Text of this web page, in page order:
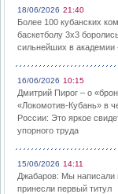
18/06/2026 21:40
Более 100 кубанских
баскетболу 3х3
сильнейших в академии
16/06/2026 10:15
Дмитрий Пирог – о
«Локомотив-Кубань» в
России: Это яркое
упорного труда
15/06/2026 14:11
Джабаров: Мы написали
принесли первый титул